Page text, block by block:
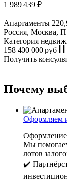
1 989 439 ₽
Апартаменты
Россия, Москва,
Категория
158 400 000 руб
Получить
Почему
Оформляем
Оформление
Мы
лотов
✔️